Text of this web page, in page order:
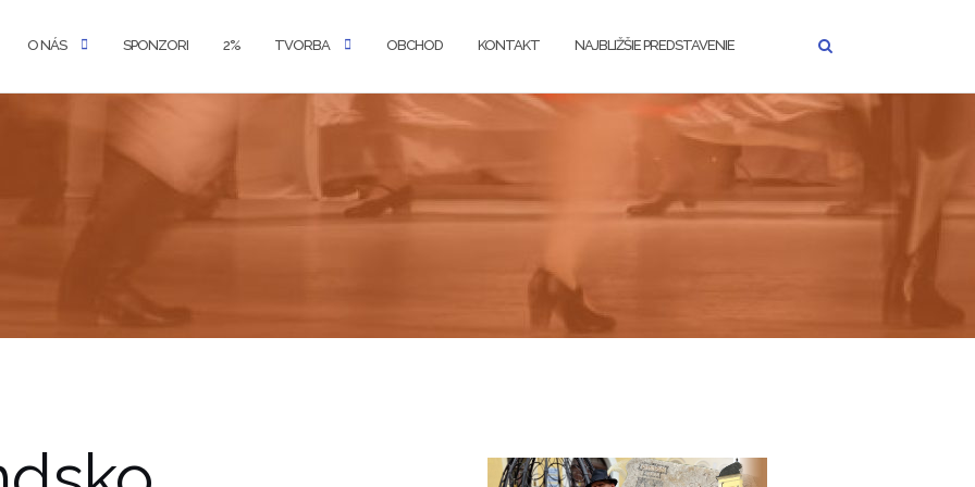
O NÁS SPONZORI 2% TVORBA OBCHOD KONTAKT NAJBLIŽŠIE PREDSTAVENIE